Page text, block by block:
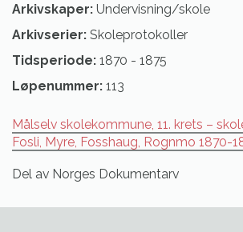
Arkivskaper: Undervisning/skole
Arkivserier: Skoleprotokoller
Tidsperiode: 1870 - 1875
Løpenummer: 113
Målselv skolekommune, 11. krets –
Fosli, Myre, Fosshaug, Rognmo 1870-
Del av Norges Dokumentarv